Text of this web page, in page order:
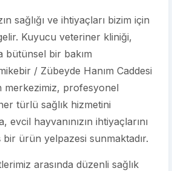
sağlığı ve ihtiyaçları bizim için
Kuyucu veteriner kliniği,
bütünsel bir bakım
/ Zübeyde Hanım Caddesi
merkezimiz, profesyonel
türlü sağlık hizmetini
evcil hayvanınızın ihtiyaçlarını
bir ürün yelpazesi sunmaktadır.
arasında düzenli sağlık